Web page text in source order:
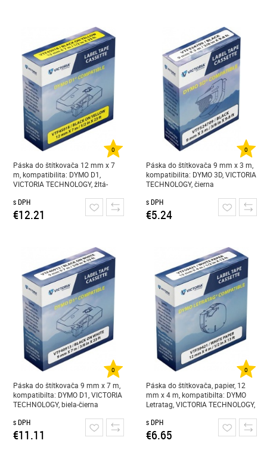
0
Páska do štítkovača 12 mm x 7
m, kompatibilita: DYMO D1,
VICTORIA TECHNOLOGY, žltá-
s DPH
€12.21
0
Páska do štítkovača 9 mm x 3 m,
kompatibilita: DYMO 3D, VICTORIA
TECHNOLOGY, čierna
s DPH
€5.24
0
Páska do štítkovača 9 mm x 7 m,
kompatibilta: DYMO D1, VICTORIA
TECHNOLOGY, biela-čierna
s DPH
€11.11
0
Páska do štítkovača, papier, 12
mm x 4 m, kompatibilta: DYMO
Letratag, VICTORIA TECHNOLOGY,
s DPH
€6.65